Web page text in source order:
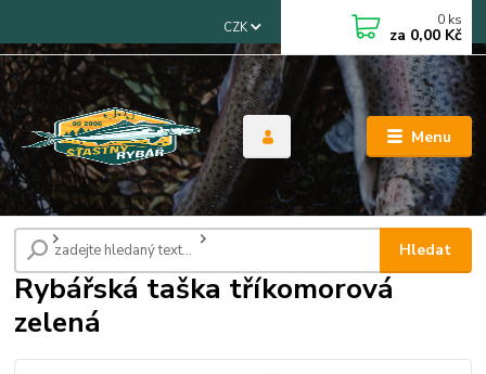
Menu
CZK
Hledat
0 ks
za 0,00 Kč
Úvod Tašky, pouzdra, obaly Rybářská taška tříkomorová zelená
Rybářská taška tříkomorová
zelená